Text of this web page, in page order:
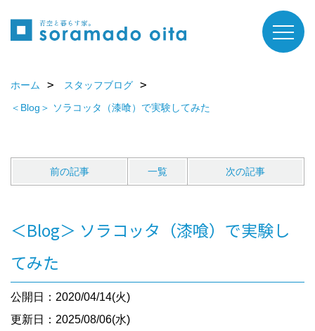
ホーム
スタッフブログ
＜Blog＞ ソラコッタ（漆喰）で実験してみた
前の記事 一覧 次の記事
＜Blog＞ ソラコッタ（漆喰）で実験し
てみた
公開日：2020/04/14(火)
更新日：2025/08/06(水)